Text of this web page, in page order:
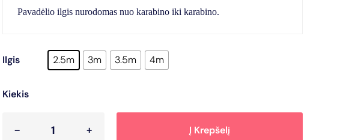
Pavadėlio ilgis nurodomas nuo karabino iki karabino.
Ilgis 2.5m 3m 3.5m 4m
Kiekis
Į Krepšelį